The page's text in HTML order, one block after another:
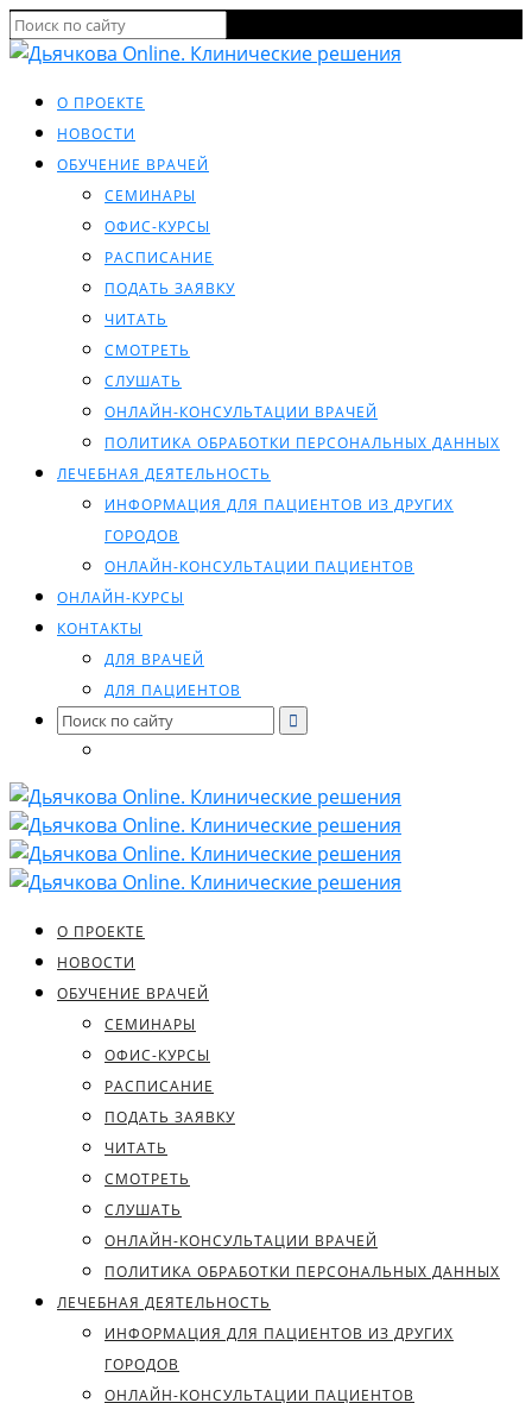
О ПРОЕКТЕ
НОВОСТИ
ОБУЧЕНИЕ ВРАЧЕЙ
СЕМИНАРЫ
ОФИС-КУРСЫ
РАСПИСАНИЕ
ПОДАТЬ ЗАЯВКУ
ЧИТАТЬ
СМОТРЕТЬ
СЛУШАТЬ
ОНЛАЙН-КОНСУЛЬТАЦИИ ВРАЧЕЙ
ПОЛИТИКА ОБРАБОТКИ ПЕРСОНАЛЬНЫХ ДАННЫХ
ЛЕЧЕБНАЯ ДЕЯТЕЛЬНОСТЬ
ИНФОРМАЦИЯ ДЛЯ ПАЦИЕНТОВ ИЗ ДРУГИХ
ГОРОДОВ
ОНЛАЙН-КОНСУЛЬТАЦИИ ПАЦИЕНТОВ
ОНЛАЙН-КУРСЫ
КОНТАКТЫ
ДЛЯ ВРАЧЕЙ
ДЛЯ ПАЦИЕНТОВ
Search
for:
О ПРОЕКТЕ
НОВОСТИ
ОБУЧЕНИЕ ВРАЧЕЙ
СЕМИНАРЫ
ОФИС-КУРСЫ
РАСПИСАНИЕ
ПОДАТЬ ЗАЯВКУ
ЧИТАТЬ
СМОТРЕТЬ
СЛУШАТЬ
ОНЛАЙН-КОНСУЛЬТАЦИИ ВРАЧЕЙ
ПОЛИТИКА ОБРАБОТКИ ПЕРСОНАЛЬНЫХ ДАННЫХ
ЛЕЧЕБНАЯ ДЕЯТЕЛЬНОСТЬ
ИНФОРМАЦИЯ ДЛЯ ПАЦИЕНТОВ ИЗ ДРУГИХ
ГОРОДОВ
ОНЛАЙН-КОНСУЛЬТАЦИИ ПАЦИЕНТОВ